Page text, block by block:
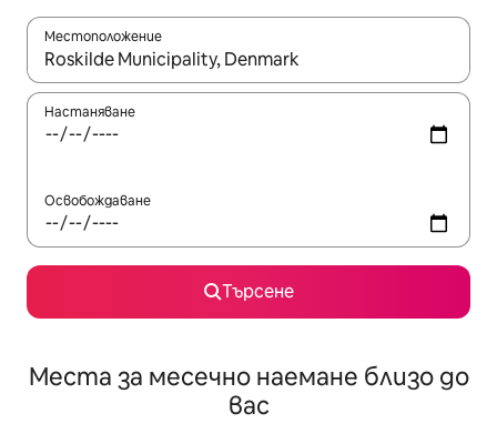
Местоположение
Когато резултатите се покажат, използвайте
Настаняване
Освобождаване
Търсене
Места за месечно наемане близо до
вас